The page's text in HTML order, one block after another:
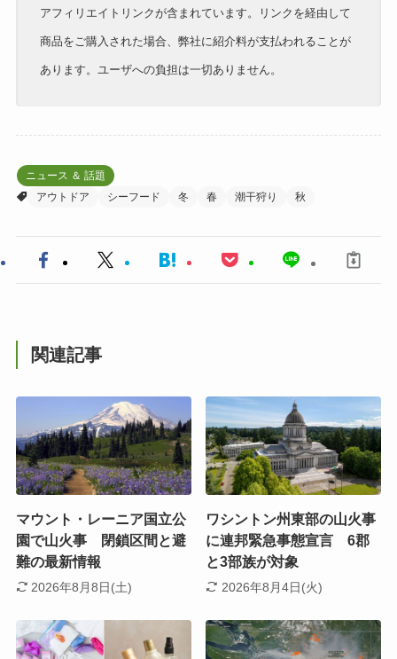
アフィリエイトリンクが含まれています。リンクを経由して
商品をご購入された場合、弊社に紹介料が支払われることが
あります。ユーザへの負担は一切ありません。
ニュース ＆ 話題
アウトドア
シーフード 冬 春 潮干狩り 秋
関連記事
マウント・レーニア国立公
園で山火事 閉鎖区間と避
難の最新情報
2026年8月8日(土)
ワシントン州東部の山火事
に連邦緊急事態宣言 6郡
と3部族が対象
2026年8月4日(火)